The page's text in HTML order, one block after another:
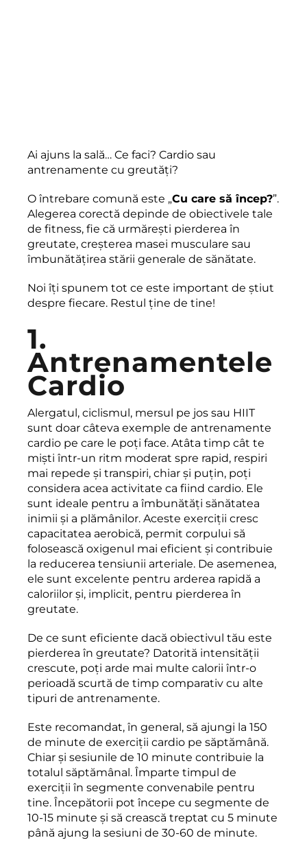
Ai ajuns la sală… Ce faci? Cardio sau
antrenamente cu greutăți?
O întrebare comună este „Cu care să încep?”.
Alegerea corectă depinde de obiectivele tale
de fitness, fie că urmărești pierderea în
greutate, creșterea masei musculare sau
îmbunătățirea stării generale de sănătate.
Noi îți spunem tot ce este important de știut
despre fiecare. Restul ține de tine!
1.
Antrenamentele
Cardio
Alergatul, ciclismul, mersul pe jos sau HIIT
sunt doar câteva exemple de antrenamente
cardio pe care le poți face. Atâta timp cât te
miști într-un ritm moderat spre rapid, respiri
mai repede și transpiri, chiar și puțin, poți
considera acea activitate ca fiind cardio. Ele
sunt ideale pentru a îmbunătăți sănătatea
inimii și a plămânilor. Aceste exerciții cresc
capacitatea aerobică, permit corpului să
folosească oxigenul mai eficient și contribuie
la reducerea tensiunii arteriale. De asemenea,
ele sunt excelente pentru arderea rapidă a
caloriilor și, implicit, pentru pierderea în
greutate.
De ce sunt eficiente dacă obiectivul tău este
pierderea în greutate? Datorită intensității
crescute, poți arde mai multe calorii într-o
perioadă scurtă de timp comparativ cu alte
tipuri de antrenamente.
Este recomandat, în general, să ajungi la 150
de minute de exerciții cardio pe săptămână.
Chiar și sesiunile de 10 minute contribuie la
totalul săptămânal. Împarte timpul de
exerciții în segmente convenabile pentru
tine. Începătorii pot începe cu segmente de
10-15 minute și să crească treptat cu 5 minute
până ajung la sesiuni de 30-60 de minute.